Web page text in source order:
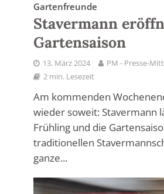
Gartenfreunde
Stavermann
Gartensaison
13. März 2024
PM - Presse-
2 min. Lesezeit
Am kommenden
wieder soweit: Stavermann
Frühling und die
traditionellen
ganze...